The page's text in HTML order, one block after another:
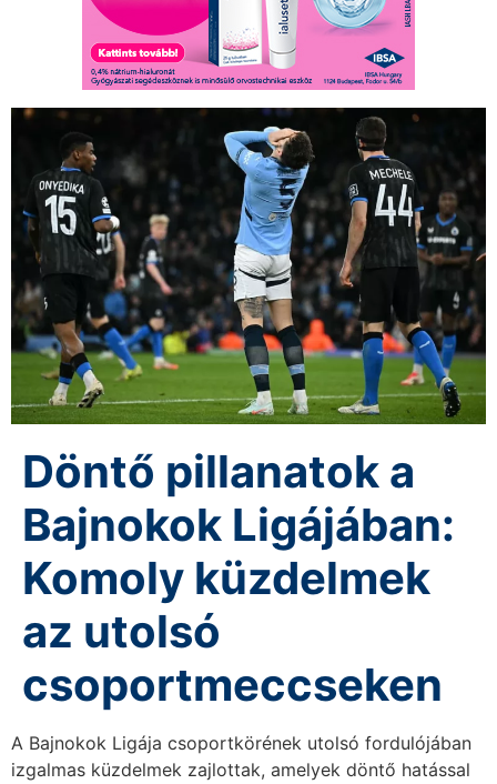
Döntő pillanatok a
Bajnokok Ligájában:
Komoly küzdelmek
az utolsó
csoportmeccseken
A Bajnokok Ligája csoportkörének utolsó fordulójában
izgalmas küzdelmek zajlottak, amelyek döntő hatással